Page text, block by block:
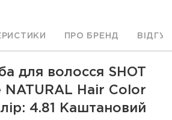
ПРО БРЕНД
для волосся SHOT
NATURAL Hair Color
4.81 Каштановий